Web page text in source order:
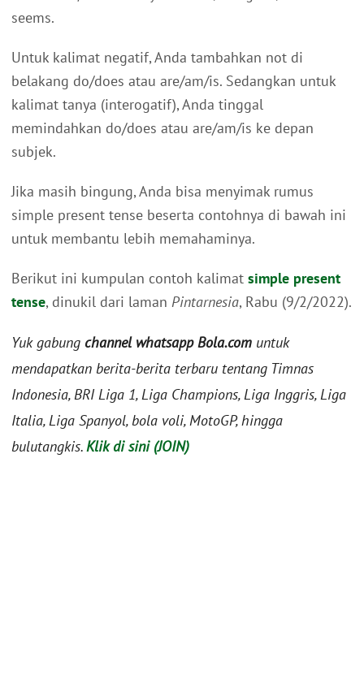
seems.
Untuk kalimat negatif, Anda tambahkan not di
belakang do/does atau are/am/is. Sedangkan untuk
kalimat tanya (interogatif), Anda tinggal
memindahkan do/does atau are/am/is ke depan
subjek.
Jika masih bingung, Anda bisa menyimak rumus
simple present tense beserta contohnya di bawah ini
untuk membantu lebih memahaminya.
Berikut ini kumpulan contoh kalimat simple present
tense, dinukil dari laman Pintarnesia, Rabu (9/2/2022).
Yuk gabung channel whatsapp Bola.com untuk
mendapatkan berita-berita terbaru tentang Timnas
Indonesia, BRI Liga 1, Liga Champions, Liga Inggris, Liga
Italia, Liga Spanyol, bola voli, MotoGP, hingga
bulutangkis.Klik di sini (JOIN)